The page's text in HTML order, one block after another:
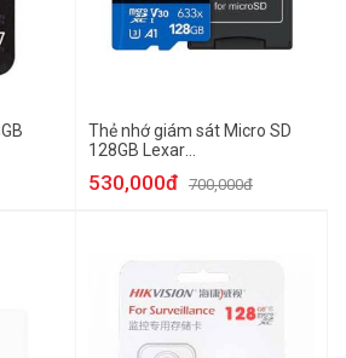
Thẻ nhớ giám sát Micro SD
128GB Lexar
UHS-I
530,000đ 700,000đ